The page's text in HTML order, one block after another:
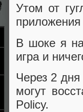
Утом от
В шоке я
игра и
Через 2
могут
Policy.